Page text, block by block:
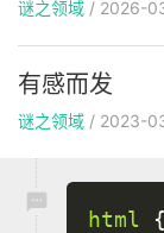
谜之领域 / 2026-
有感而发
谜之领域 / 2023-
html
{